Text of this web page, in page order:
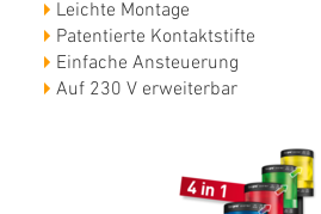
Leichte Montage
Patentierte Kontaktstifte
Einfache Ansteuerung
Auf 230 V erweiterbar